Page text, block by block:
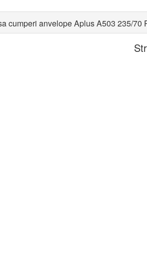
cumperi anvelope Aplus A503 235/70